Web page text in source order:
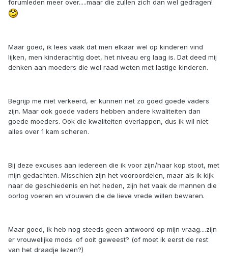
forumleden meer over.....maar die zullen zich dan wel gedragen!
Maar goed, ik lees vaak dat men elkaar wel op kinderen vind
lijken, men kinderachtig doet, het niveau erg laag is. Dat deed mij
denken aan moeders die wel raad weten met lastige kinderen.
Begrijp me niet verkeerd, er kunnen net zo goed goede vaders
zijn. Maar ook goede vaders hebben andere kwaliteiten dan
goede moeders. Ook die kwaliteiten overlappen, dus ik wil niet
alles over 1 kam scheren.
Bij deze excuses aan iedereen die ik voor zijn/haar kop stoot, met
mijn gedachten. Misschien zijn het vooroordelen, maar als ik kijk
naar de geschiedenis en het heden, zijn het vaak de mannen die
oorlog voeren en vrouwen die de lieve vrede willen bewaren.
Maar goed, ik heb nog steeds geen antwoord op mijn vraag....zijn
er vrouwelijke mods. of ooit geweest? (of moet ik eerst de rest
van het draadje lezen?)